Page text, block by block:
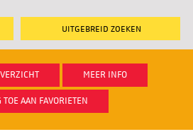
UITGEBREID ZOEKEN
MEER INFO
TOE AAN FAVORIETEN